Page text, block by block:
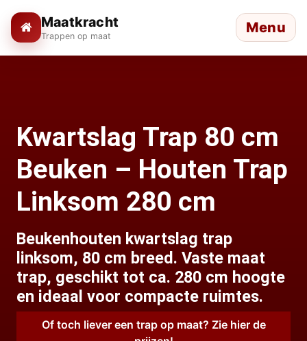
Maatkracht
Trappen op maat Menu
Kwartslag Trap 80 cm
Beuken – Houten Trap
Linksom 280 cm
Beukenhouten kwartslag trap
linksom, 80 cm breed. Vaste maat
trap, geschikt tot ca. 280 cm hoogte
en ideaal voor compacte ruimtes.
Of toch liever een trap op maat? Zie hier de